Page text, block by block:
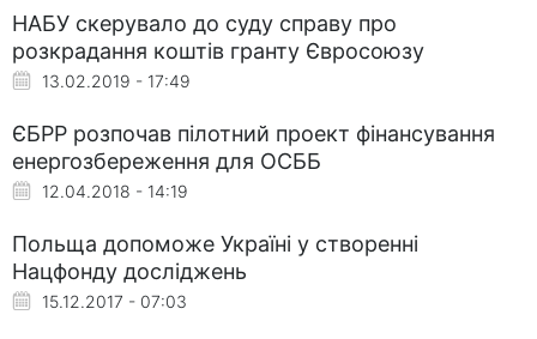
НАБУ скерувало до суду справу про
розкрадання коштів гранту Євросоюзу
13.02.2019 - 17:49
ЄБРР розпочав пілотний проект фінансування
енергозбереження для ОСББ
12.04.2018 - 14:19
Польща допоможе Україні у створенні
Нацфонду досліджень
15.12.2017 - 07:03